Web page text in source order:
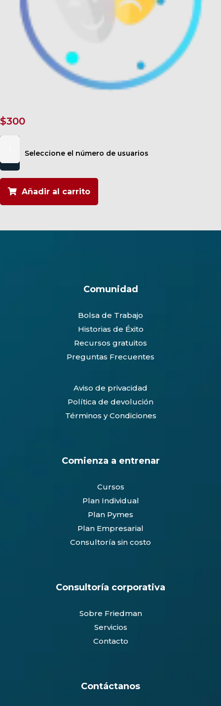
$300
Empatía
compasión
cantidad
Seleccione el número de usuarios
Añadir al carrito
Comunidad
Bolsa de Trabajo
Historias de Éxito
Recursos gratuitos
Preguntas Frecuentes
Aviso de privacidad
Política de devolución
Términos y Condiciones
Comienza a entrenar
Cursos
Plan Individual
Plan Pymes
Plan Empresarial
Consultoría sin costo
Consultoría corporativa
Sobre Friedman
Servicios
Contacto
Contáctanos